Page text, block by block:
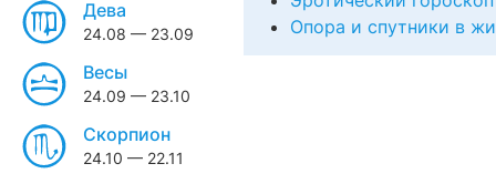
Дева
24.08 — 23.09
Весы
24.09 — 23.10
Скорпион
24.10 — 22.11
Опора и спутники в